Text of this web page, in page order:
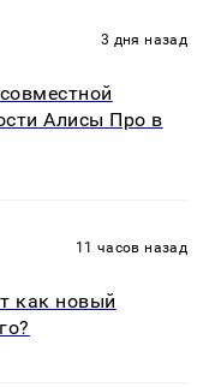
3 дня назад
Алисы Про в
11 часов назад
как новый